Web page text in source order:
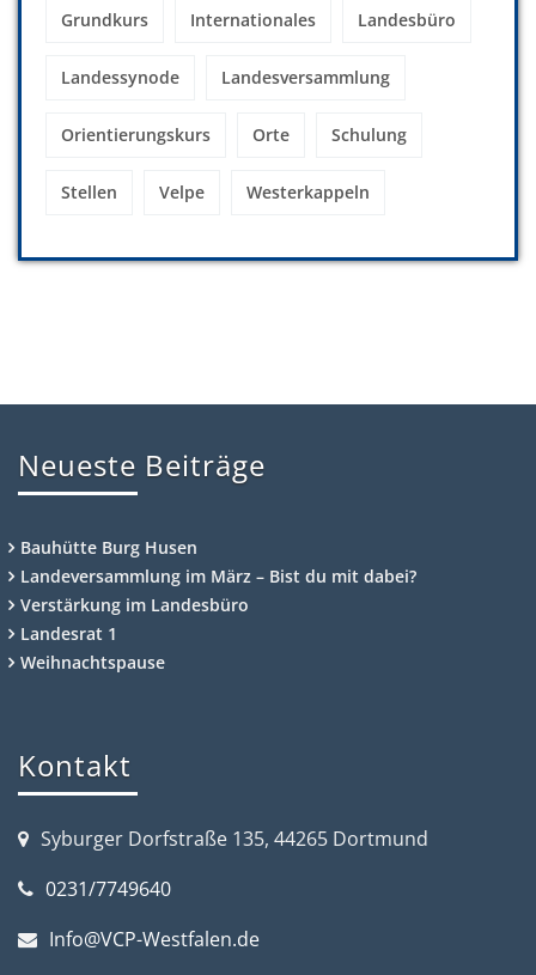
Grundkurs Internationales Landesbüro
Landessynode Landesversammlung
Orientierungskurs Orte Schulung
Stellen Velpe Westerkappeln
Neueste Beiträge
Bauhütte Burg Husen
Landeversammlung im März – Bist du mit dabei?
Verstärkung im Landesbüro
Landesrat 1
Weihnachtspause
Kontakt
Syburger Dorfstraße 135, 44265 Dortmund
0231/7749640
Info@VCP-Westfalen.de